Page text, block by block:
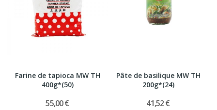
Farine de tapioca MW TH
400g*(50)
55,00 €
Pâte de basilique MW TH
200g*(24)
41,52 €